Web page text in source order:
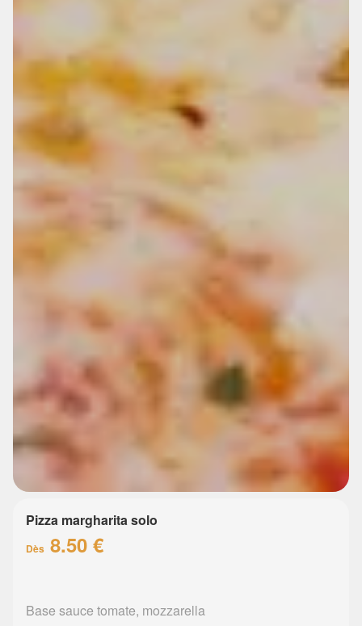
Pizza margharita solo
Dès 8.50 €
Base sauce tomate, mozzarella